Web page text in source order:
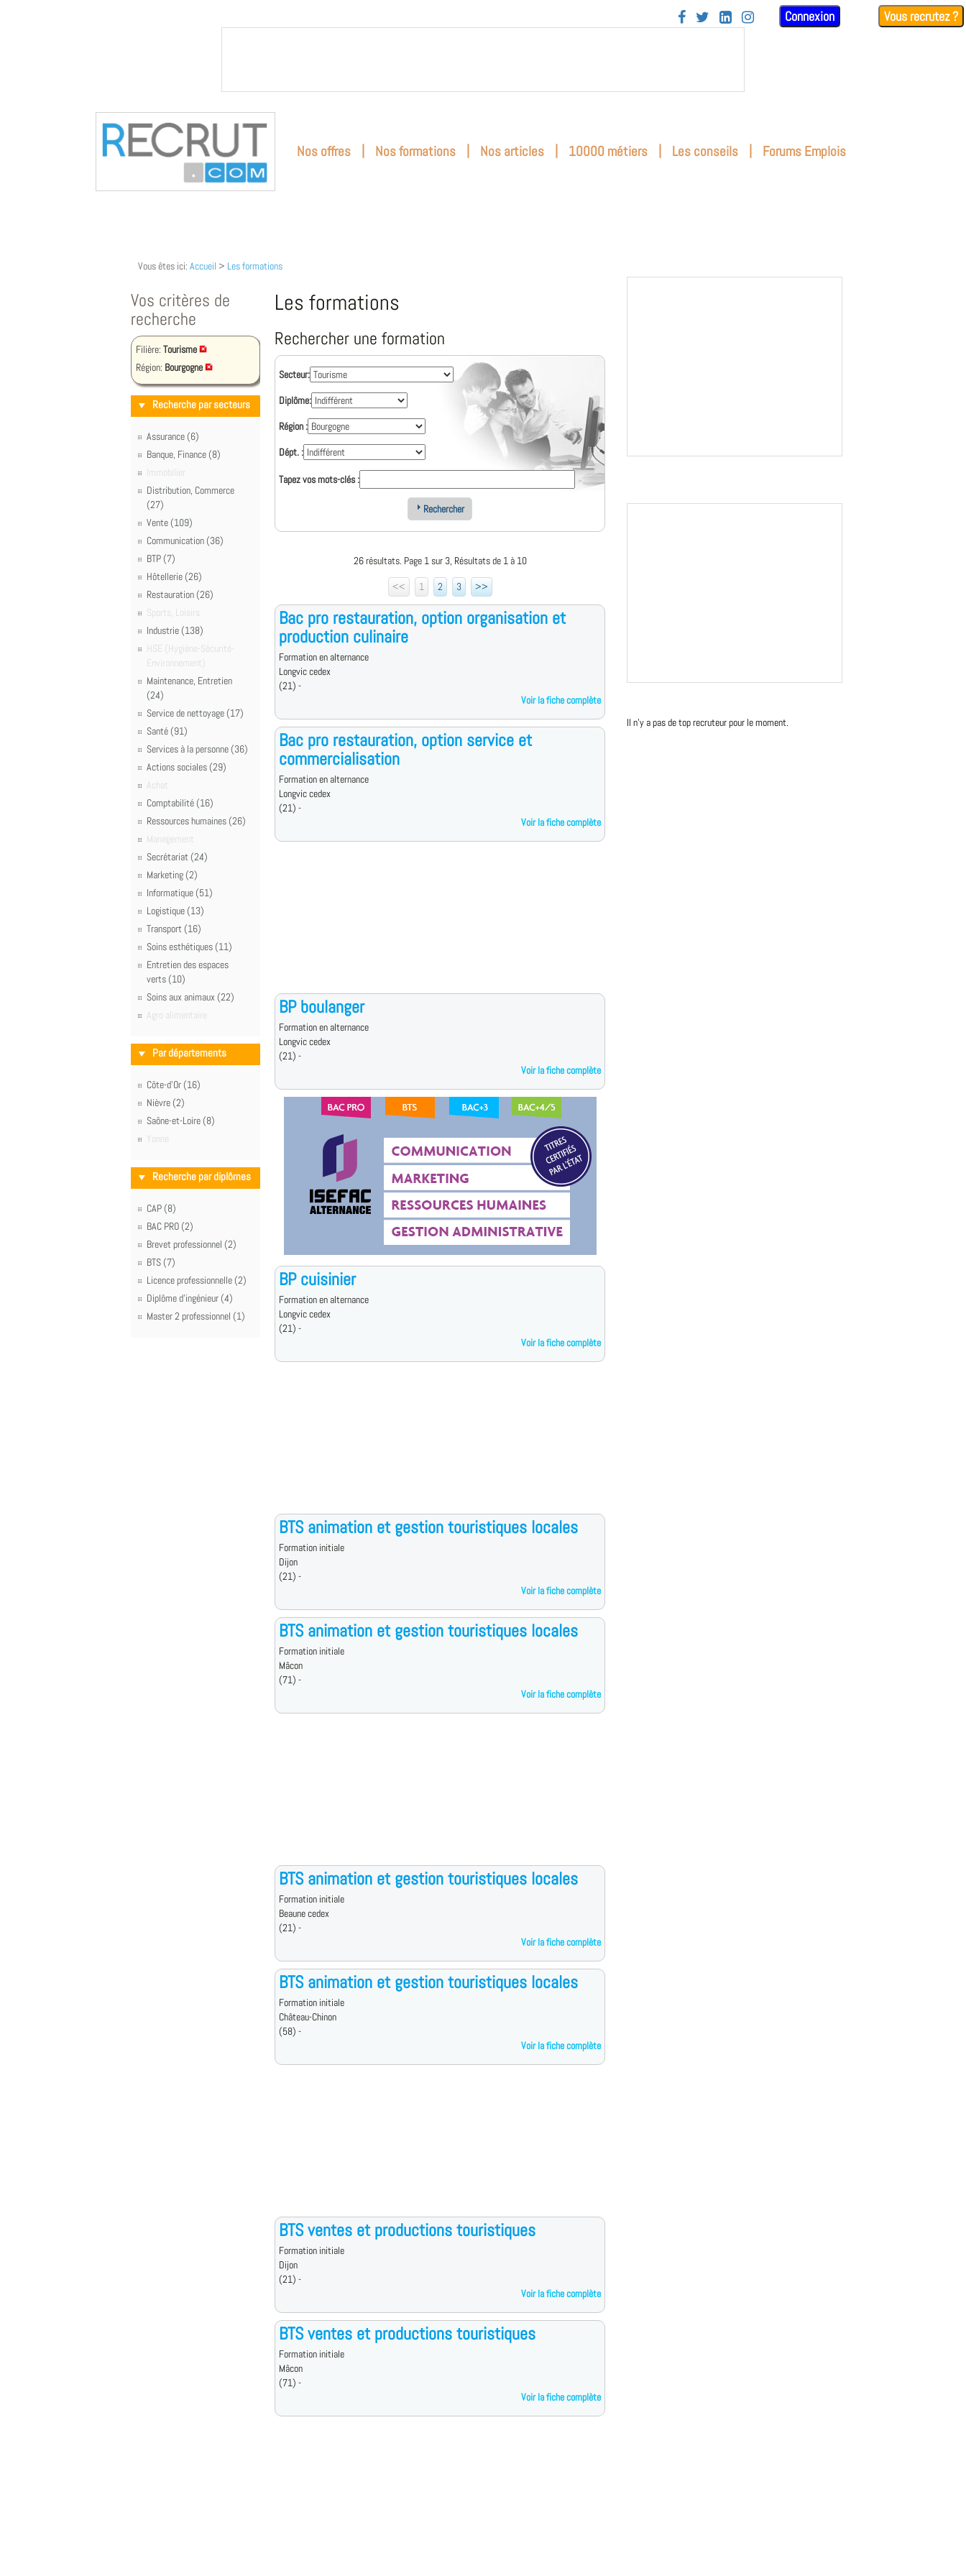
    Connexion Vous recrutez ?
Nos offres | Nos formations | Nos articles | 10000 métiers | Les conseils | Forums Emplois
Vous êtes ici: Accueil > Les formations
Vos critères de
recherche
Filière: Tourisme
Région: Bourgogne
Recherche par secteurs
Assurance (6)
Banque, Finance (8)
Immobilier
Distribution, Commerce
(27)
Vente (109)
Communication (36)
BTP (7)
Hôtellerie (26)
Restauration (26)
Sports, Loisirs
Industrie (138)
HSE (Hygiène-Sécurité-
Environnement)
Maintenance, Entretien
(24)
Service de nettoyage (17)
Santé (91)
Services à la personne (36)
Actions sociales (29)
Achat
Comptabilité (16)
Ressources humaines (26)
Management
Secrétariat (24)
Marketing (2)
Informatique (51)
Logistique (13)
Transport (16)
Soins esthétiques (11)
Entretien des espaces
verts (10)
Soins aux animaux (22)
Agro alimentaire
Par départements
Côte-d'Or (16)
Nièvre (2)
Saône-et-Loire (8)
Yonne
Recherche par diplômes
CAP (8)
BAC PRO (2)
Brevet professionnel (2)
BTS (7)
Licence professionnelle (2)
Diplôme d'ingénieur (4)
Master 2 professionnel (1)
Les formations
Rechercher une formation
Secteur:
Diplôme:
Région :
Dépt. :
Tapez vos mots-clés :
Rechercher
26 résultats. Page 1 sur 3, Résultats de 1 à 10
<<
1 2 3 >>
Bac pro restauration, option organisation et
production culinaire
Formation en alternance
Longvic cedex
(21) -
Voir la fiche complète
Bac pro restauration, option service et
commercialisation
Formation en alternance
Longvic cedex
(21) -
Voir la fiche complète
BP boulanger
Formation en alternance
Longvic cedex
(21) -
Voir la fiche complète
BP cuisinier
Formation en alternance
Longvic cedex
(21) -
Voir la fiche complète
BTS animation et gestion touristiques locales
Formation initiale
Dijon
(21) -
Voir la fiche complète
BTS animation et gestion touristiques locales
Formation initiale
Mâcon
(71) -
Voir la fiche complète
BTS animation et gestion touristiques locales
Formation initiale
Beaune cedex
(21) -
Voir la fiche complète
BTS animation et gestion touristiques locales
Formation initiale
Château-Chinon
(58) -
Voir la fiche complète
BTS ventes et productions touristiques
Formation initiale
Dijon
(21) -
Voir la fiche complète
BTS ventes et productions touristiques
Formation initiale
Mâcon
(71) -
Voir la fiche complète
Il n'y a pas de top recruteur pour le moment.